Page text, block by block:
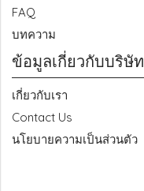
FAQ
บทความ
ข้อมูลเกี่ยวกับบริษัท
เกี่ยวกับเรา
Contact Us
นโยบายความเป็นส่วนตัว